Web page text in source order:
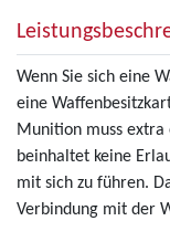
Wenn Sie sich eine
eine
Munition muss extra
beinhaltet keine
mit sich zu führen.
Verbindung mit der